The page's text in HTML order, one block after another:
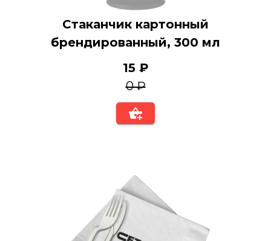
Стаканчик картонный
брендированный, 300 мл
15 ₽
0 ₽